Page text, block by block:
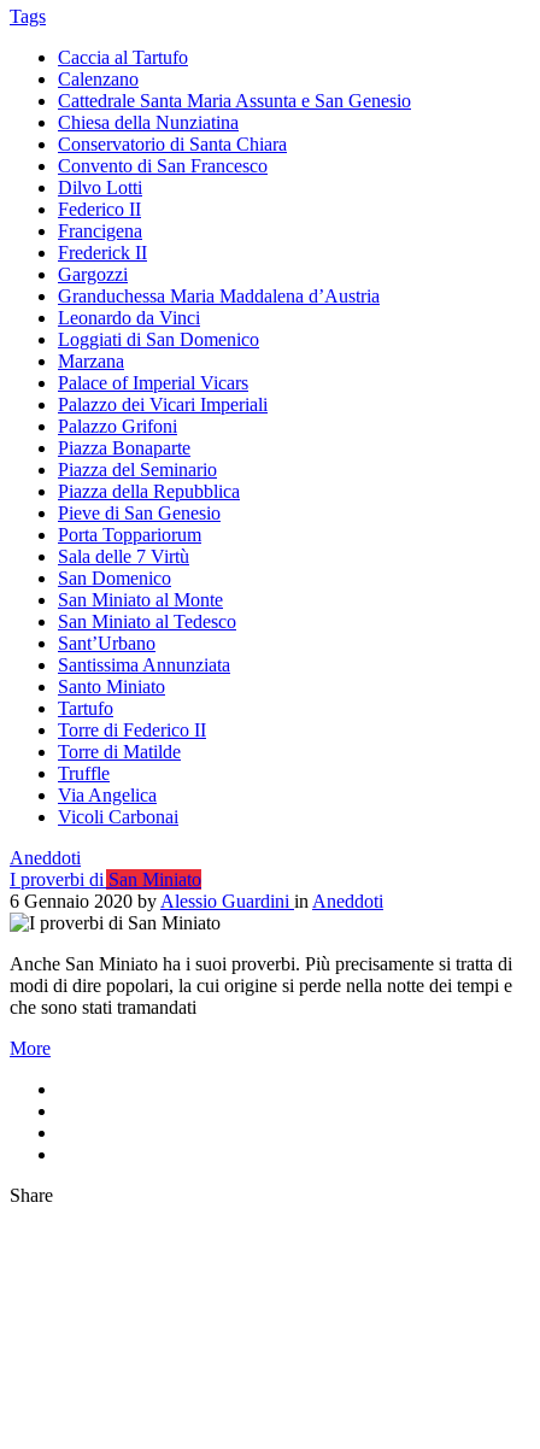
Tags
Caccia al Tartufo
Calenzano
Cattedrale Santa Maria Assunta e San Genesio
Chiesa della Nunziatina
Conservatorio di Santa Chiara
Convento di San Francesco
Dilvo Lotti
Federico II
Francigena
Frederick II
Gargozzi
Granduchessa Maria Maddalena d’Austria
Leonardo da Vinci
Loggiati di San Domenico
Marzana
Palace of Imperial Vicars
Palazzo dei Vicari Imperiali
Palazzo Grifoni
Piazza Bonaparte
Piazza del Seminario
Piazza della Repubblica
Pieve di San Genesio
Porta Toppariorum
Sala delle 7 Virtù
San Domenico
San Miniato al Monte
San Miniato al Tedesco
Sant’Urbano
Santissima Annunziata
Santo Miniato
Tartufo
Torre di Federico II
Torre di Matilde
Truffle
Via Angelica
Vicoli Carbonai
Aneddoti
I proverbi di San Miniato
6 Gennaio 2020 by Alessio Guardini in Aneddoti
Anche San Miniato ha i suoi proverbi. Più precisamente si tratta di
modi di dire popolari, la cui origine si perde nella notte dei tempi e
che sono stati tramandati
More
Share